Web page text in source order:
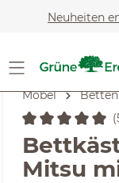
Zum Hauptinhalt
Neuheiten
Möbel Betten
Mitsu